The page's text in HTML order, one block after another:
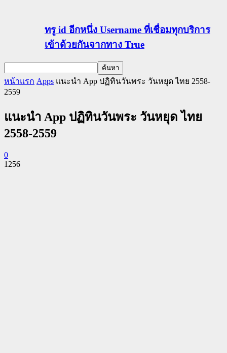
ทรู id อีกหนึ่ง Username ที่เชื่อมทุกบริการ
เข้าด้วยกันจากทาง True
หน้าแรก Apps แนะนำ App ปฏิทินวันพระ วันหยุด ไทย 2558-
2559
แนะนำ App ปฏิทินวันพระ วันหยุด ไทย
2558-2559
0
1256